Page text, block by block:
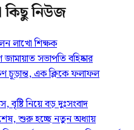
কিছু নিউজ
লাখো শিক্ষক
সভাপতি বহিষ্কার
চূড়ান্ত, এক ক্লিকে ফলাফল
বৃষ্টি নিয়ে বড় দুঃসংবাদ
শুরু হচ্ছে নতুন অধ্যায়